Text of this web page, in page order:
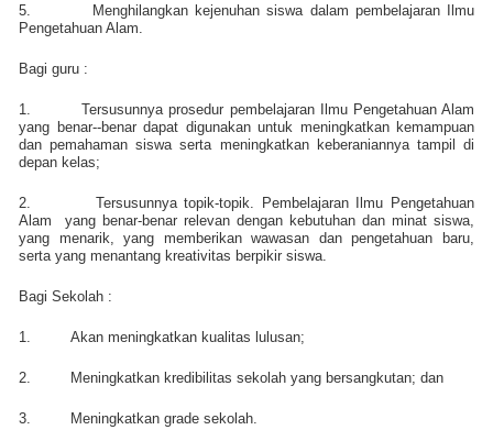
5.
Menghilangkan kejenuhan siswa dalam pembelajaran Ilmu
Pengetahuan Alam.
Bagi guru :
1.
Tersusunnya prosedur pembelajaran Ilmu Pengetahuan Alam
yang benar--benar dapat digunakan untuk meningkatkan kemampuan
dan pemahaman siswa serta meningkatkan keberaniannya tampil di
depan kelas;
2.
Tersusunnya topik-topik. Pembelajaran Ilmu Pengetahuan
Alam
yang benar-benar relevan dengan kebutuhan dan minat siswa,
yang menarik, yang memberikan wawasan dan pengetahuan baru,
serta yang menantang kreativitas berpikir siswa.
Bagi Sekolah :
1. Akan meningkatkan kualitas lulusan;
2. Meningkatkan kredibilitas sekolah yang bersangkutan; dan
3. Meningkatkan grade sekolah.